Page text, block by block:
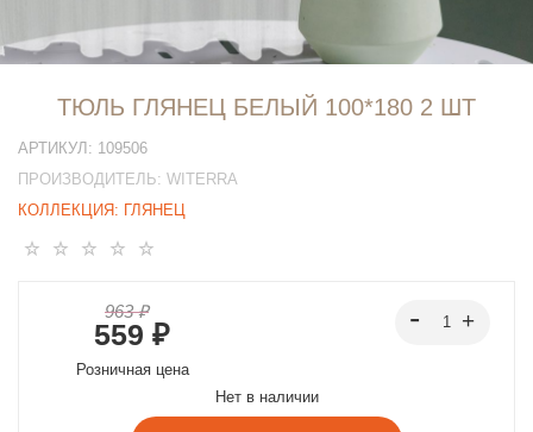
ТЮЛЬ ГЛЯНЕЦ БЕЛЫЙ 100*180 2 ШТ
АРТИКУЛ: 109506
ПРОИЗВОДИТЕЛЬ: WITERRA
КОЛЛЕКЦИЯ: ГЛЯНЕЦ
963 ₽
559 ₽
Розничная цена
Нет в наличии